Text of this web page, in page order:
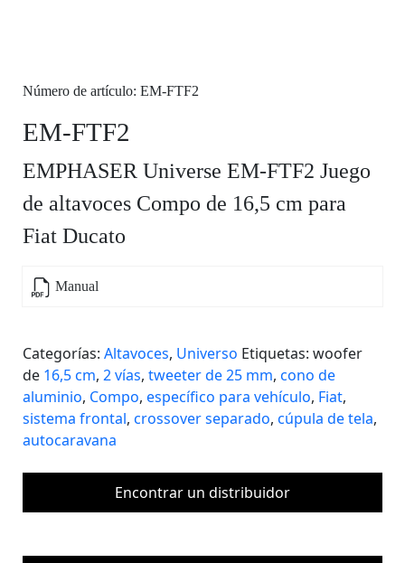
Número de artículo: EM-FTF2
EM-FTF2
EMPHASER Universe EM-FTF2 Juego
de altavoces Compo de 16,5 cm para
Fiat Ducato
Manual
Categorías: Altavoces, Universo Etiquetas: woofer
de 16,5 cm, 2 vías, tweeter de 25 mm, cono de
aluminio, Compo, específico para vehículo, Fiat,
sistema frontal, crossover separado, cúpula de tela,
autocaravana
Encontrar un distribuidor